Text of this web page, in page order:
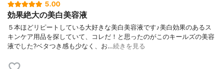
5.00
効果絶大の美白美容液
５本ほどリピートしている大好きな美白美容液です♪美白効果のあるス
キンケア用品を探していて、コレだ！と思ったのがこのキールズの美容
液でした?ベタつき感も少なく、お…続きを見る